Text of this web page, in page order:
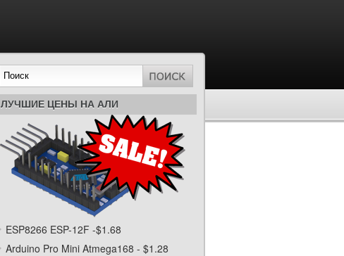
ЛУЧШИЕ ЦЕНЫ НА АЛИ
ESP8266 ESP-12F -$1.68
Arduino Pro Mini Atmega168 - $1.28